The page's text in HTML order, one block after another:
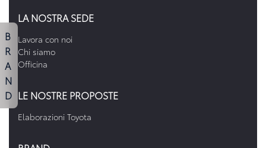
LA NOSTRA SEDE
Lavora con noi
Chi siamo
Officina
LE NOSTRE PROPOSTE
Elaborazioni Toyota
B
R
A
N
D